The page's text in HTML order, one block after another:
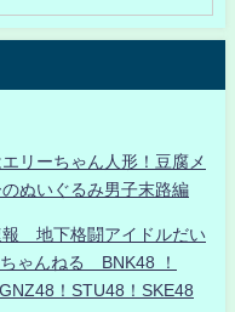
リーちゃん人形！豆腐メ
ぬいぐるみ男子末路編
地下格闘アイドルだい
ゃんねる BNK48 ！
！STU48！SKE48